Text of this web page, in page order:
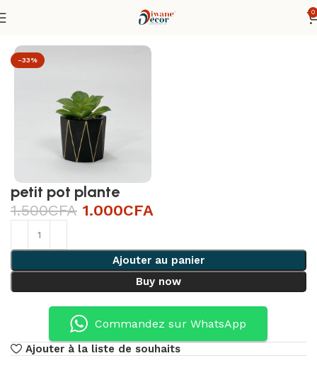
0
-33%
petit pot plante
1.500CFA 1.000CFA
Ajouter au panier
Buy now
Commandez sur WhatsApp
Ajouter à la liste de souhaits